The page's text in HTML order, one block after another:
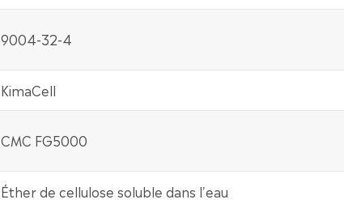
9004-32-4
KimaCell
CMC FG5000
Éther de cellulose soluble dans l'eau